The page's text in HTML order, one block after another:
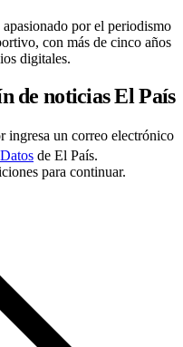
por el periodismo
con más de cinco años
digitales.
de noticias El País
ingresa un correo electrónico
de El País.
para continuar.